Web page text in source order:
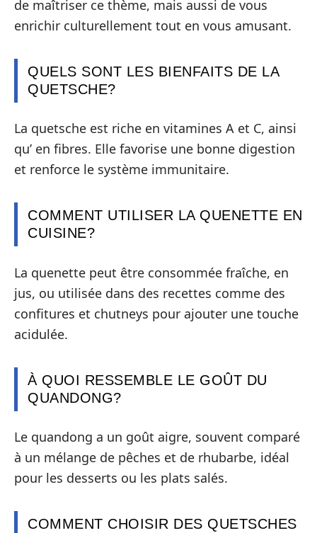
de maîtriser ce thème, mais aussi de vous
enrichir culturellement tout en vous amusant.
QUELS SONT LES BIENFAITS DE LA
QUETSCHE?
La quetsche est riche en vitamines A et C, ainsi
qu’ en fibres. Elle favorise une bonne digestion
et renforce le système immunitaire.
COMMENT UTILISER LA QUENETTE EN
CUISINE?
La quenette peut être consommée fraîche, en
jus, ou utilisée dans des recettes comme des
confitures et chutneys pour ajouter une touche
acidulée.
À QUOI RESSEMBLE LE GOÛT DU
QUANDONG?
Le quandong a un goût aigre, souvent comparé
à un mélange de pêches et de rhubarbe, idéal
pour les desserts ou les plats salés.
COMMENT CHOISIR DES QUETSCHES